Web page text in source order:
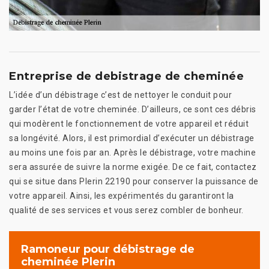
Entreprise de debistrage de cheminée
L’idée d’un débistrage c’est de nettoyer le conduit pour
garder l’état de votre cheminée. D’ailleurs, ce sont ces débris
qui modèrent le fonctionnement de votre appareil et réduit
sa longévité. Alors, il est primordial d’exécuter un débistrage
au moins une fois par an. Après le débistrage, votre machine
sera assurée de suivre la norme exigée. De ce fait, contactez
qui se situe dans Plerin 22190 pour conserver la puissance de
votre appareil. Ainsi, les expérimentés du garantiront la
qualité de ses services et vous serez combler de bonheur.
Ramoneur pour débistrage de
cheminée Plerin